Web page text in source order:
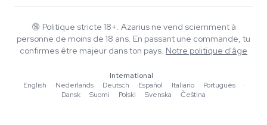
Politique de confidentialité
Wiki
Rédacteurs
Outils & Calculateurs
🔞 Politique stricte 18+. Azarius ne vend sciemment à
personne de moins de 18 ans. En passant une commande, tu
confirmes être majeur dans ton pays. Notre politique d'âge
International
English
·Nederlands ·Deutsch ·Español ·Italiano ·Português
·
Dansk
·Suomi ·Polski ·Svenska ·Čeština